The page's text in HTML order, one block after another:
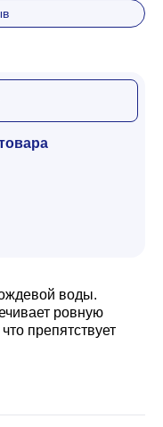
воды.
ровную
препятствует